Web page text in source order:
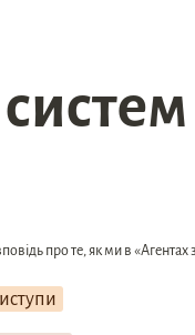
про те, як ми в